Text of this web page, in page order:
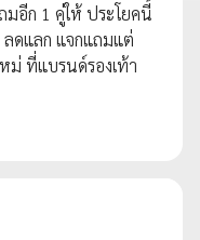
มอีก 1 คู่ให้ ประโยคนี้
ลดแลก แจกแถมแต่
ม่ ที่แบรนด์รองเท้า